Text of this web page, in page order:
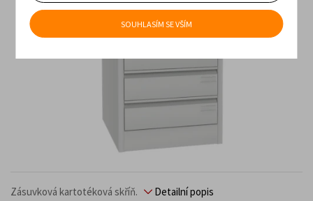
Zásuvková kartotéková skříň. Detailní popis
SOUHLASÍM SE VŠÍM